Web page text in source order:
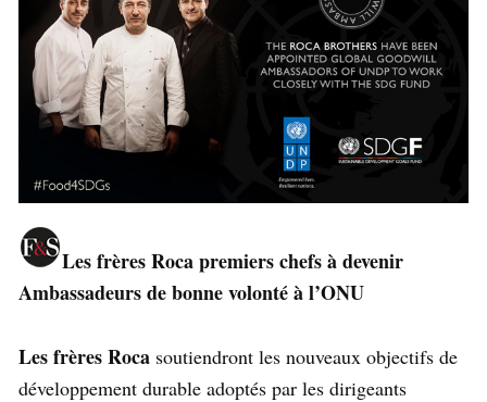
Les frères Roca premiers chefs à devenir
Ambassadeurs de bonne volonté à l’ONU
Les frères Roca soutiendront les nouveaux objectifs de
développement durable adoptés par les dirigeants